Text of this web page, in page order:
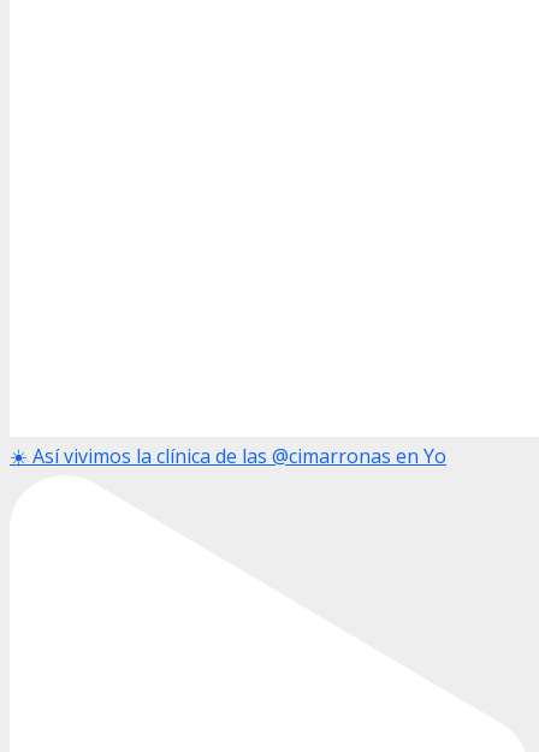
☀️ Así vivimos la clínica de las @cimarronas en Yo